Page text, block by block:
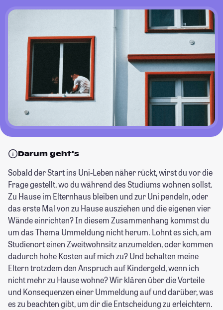
Darum geht's
Sobald der Start ins Uni-Leben näher rückt, wirst du vor die
Frage gestellt, wo du während des Studiums wohnen sollst.
Zu Hause im Elternhaus bleiben und zur Uni pendeln, oder
das erste Mal von zu Hause ausziehen und die eigenen vier
Wände einrichten? In diesem Zusammenhang kommst du
um das Thema Ummeldung nicht herum. Lohnt es sich, am
Studienort einen Zweitwohnsitz anzumelden, oder kommen
dadurch hohe Kosten auf mich zu? Und behalten meine
Eltern trotzdem den Anspruch auf Kindergeld, wenn ich
nicht mehr zu Hause wohne? Wir klären über die Vorteile
und Konsequenzen einer Ummeldung auf und darüber, was
es zu beachten gibt, um dir die Entscheidung zu erleichtern.